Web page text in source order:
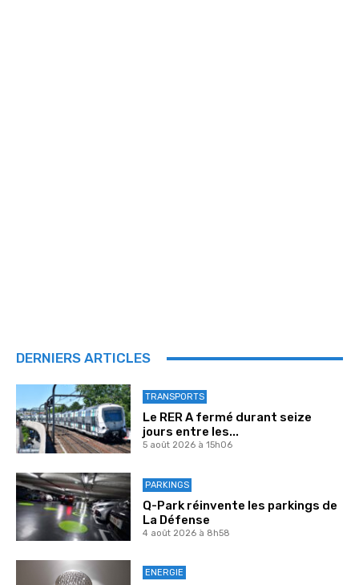
DERNIERS ARTICLES
TRANSPORTS
Le RER A fermé durant seize
jours entre les...
5 août 2026 à 15h06
PARKINGS
Q-Park réinvente les parkings de
La Défense
4 août 2026 à 8h58
ENERGIE